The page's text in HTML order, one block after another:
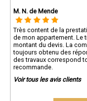
M. N. de Mende
Très content de la
de mon appartement. Le
montant du devis. La
toujours obtenu des
des travaux correspond
recommande.
Voir tous les avis clients